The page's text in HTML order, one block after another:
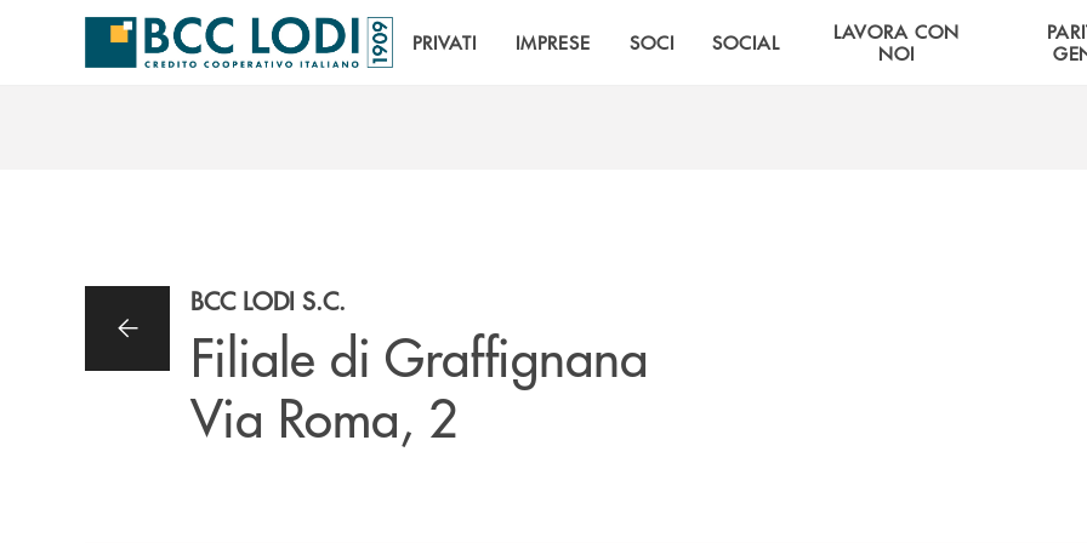
Salta al contenuto principale
PRIVATI IMPRESE SOCI SOCIAL
LAVORA CON
NOI
BCC LODI S.C.
Filiale di Graffignana
Via Roma, 2